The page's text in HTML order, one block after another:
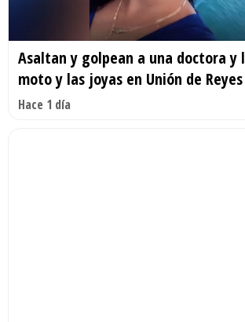
Asaltan y golpean a una doctora y
moto y las joyas en Unión de Reyes
Hace 1 día